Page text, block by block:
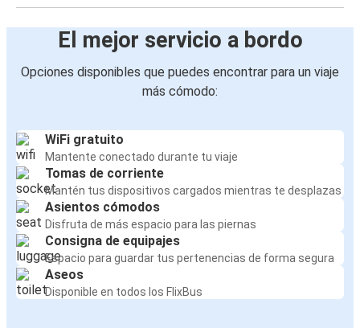
El mejor servicio a bordo
Opciones disponibles que puedes encontrar para un viaje
más cómodo:
WiFi gratuito
Mantente conectado durante tu viaje
Tomas de corriente
Mantén tus dispositivos cargados mientras te desplazas
Asientos cómodos
Disfruta de más espacio para las piernas
Consigna de equipajes
Espacio para guardar tus pertenencias de forma segura
Aseos
Disponible en todos los FlixBus